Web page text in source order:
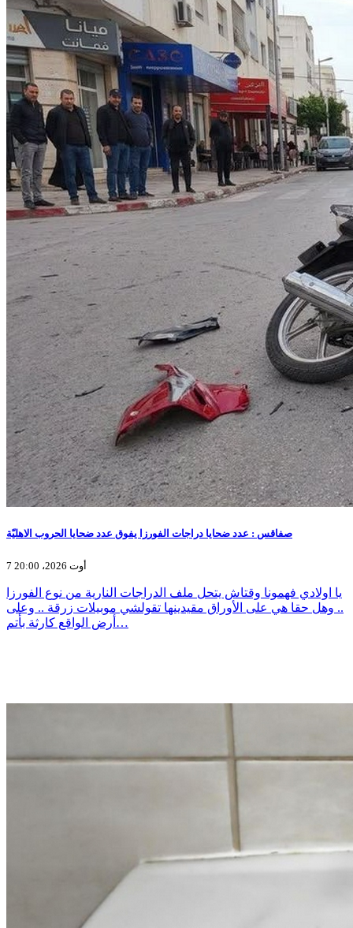
صفاقس : عدد ضحايا دراجات الفورزا يفوق عدد ضحايا الحروب الاهليّة
7 أوت 2026، 20:00
يا اولادي فهمونا وقتاش يتحل ملف الدراجات النارية من نوع الفورزا
.. وهل حقا هي على الأوراق مقيدينها تقولشي موبيلات زرقة .. وعلى
أرض الواقع كارثة بأتم…